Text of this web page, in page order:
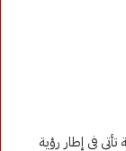
في إطار رؤية